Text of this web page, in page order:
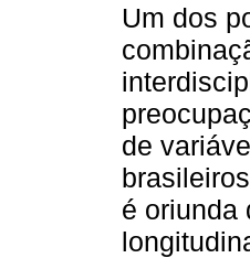
Um dos
de
é oriunda